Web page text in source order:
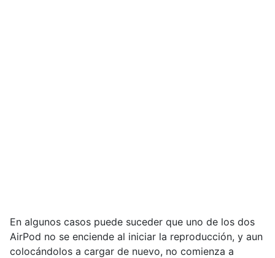
En algunos casos puede suceder que uno de los dos
AirPod no se enciende al iniciar la reproducción, y aun
colocándolos a cargar de nuevo, no comienza a